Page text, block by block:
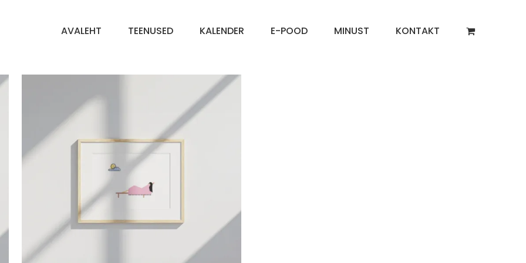
AVALEHT TEENUSED KALENDER E-POOD MINUST KONTAKT